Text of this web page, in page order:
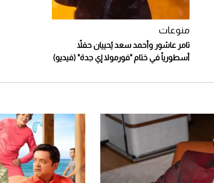
منوعات
تامر عاشور وأحمد سعد يُحييان حفلاً
أسطورياً في ختام "فورمولا إي جدة" (فيديو)